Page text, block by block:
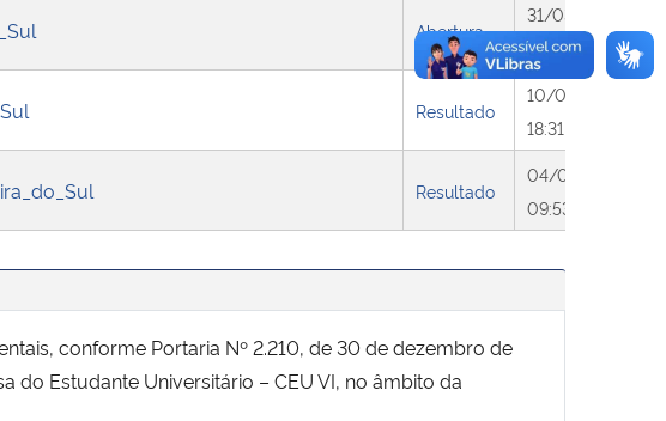
Abertura
31/03/2025
09:30
Resultado
10/04/2025
18:31
Resultado
04/06/2025
09:53
conforme Portaria Nº 2.210, de 30 de dezembro de
do Estudante Universitário – CEU VI, no âmbito da